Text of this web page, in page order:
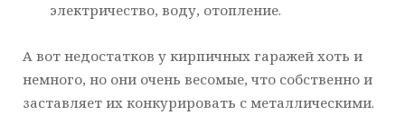
электричество, воду, отопление.
А вот недостатков у кирпичных гаражей хоть и
немного, но они очень весомые, что собственно и
заставляет их конкурировать с металлическими.